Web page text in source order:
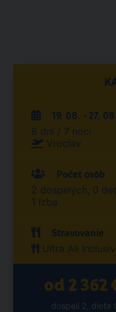
19. 08. - 27.
8 dní / 7 nocí
Vroclav
Počet osôb
2 dospelých, 0
1 izba
Stravovanie
Ultra All
od 2 362
dospelí 2, dieťa